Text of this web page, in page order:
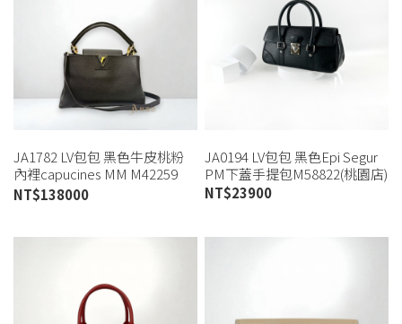
JA1782 LV包包 黑色牛皮桃粉
內裡capucines MM M42259
(桃園店)
NT$138000
JA0194 LV包包 黑色Epi Segur
PM下蓋手提包M58822(桃園店)
NT$23900